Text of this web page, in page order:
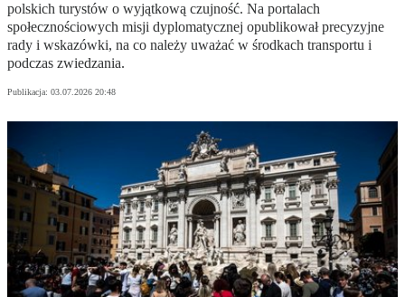
polskich turystów o wyjątkową czujność. Na portalach
społecznościowych misji dyplomatycznej opublikował precyzyjne
rady i wskazówki, na co należy uważać w środkach transportu i
podczas zwiedzania.
Publikacja: 03.07.2026 20:48